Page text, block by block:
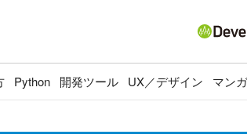
Python 開発ツール UX／デザイン マンガ